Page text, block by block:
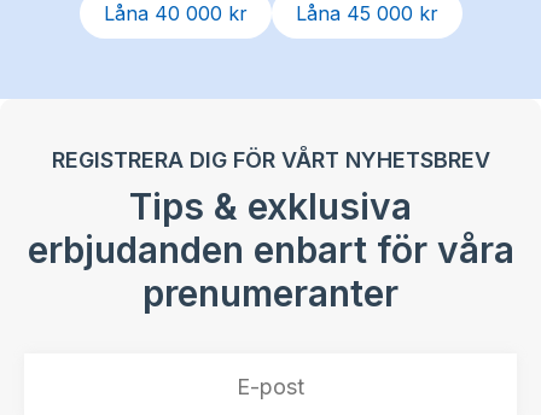
Låna 40 000 kr Låna 45 000 kr
REGISTRERA DIG FÖR VÅRT NYHETSBREV
Tips & exklusiva
erbjudanden enbart för våra
prenumeranter